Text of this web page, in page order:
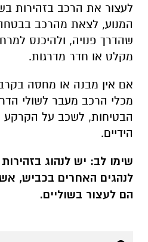
לעצור את הרכב בזהירות
המנוע, לצאת מהרכב
שהדרך פנויה, ולהיכנס
מקלט או חדר מדרגות.
אם אין מבנה או מחסה
מכלי הרכב מעבר לשולי
הבטיחות, לשכב על הקרקע
הידיים.
שימו לב: יש לנהוג
לנהגים האחרים בכביש,
הם לעצור בשוליים.